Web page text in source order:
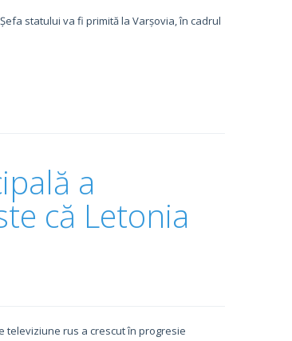
statului va fi primită la Varșovia, în cadrul
a
că Letonia
televiziune rus a crescut în progresie